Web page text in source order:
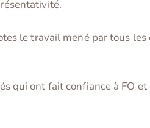
le travail mené par tous
qui ont fait confiance à FO